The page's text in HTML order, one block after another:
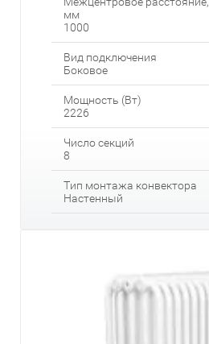
мм
1000
Вид подключения
Боковое
Мощность (Вт)
2226
Число секций
8
Тип монтажа конвектора
Настенный